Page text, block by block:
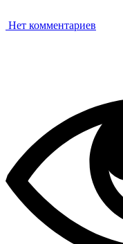
Нет комментариев